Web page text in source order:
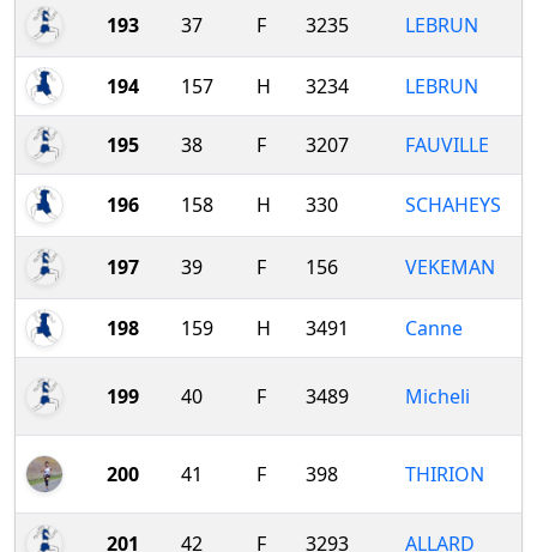
193 37 F 3235 LEBRUN
194 157 H 3234 LEBRUN
195 38 F 3207 FAUVILLE
196 158 H 330 SCHAHEYS
197 39 F 156 VEKEMAN
198 159 H 3491 Canne
199 40 F 3489 Micheli
200 41 F 398 THIRION
201 42 F 3293 ALLARD